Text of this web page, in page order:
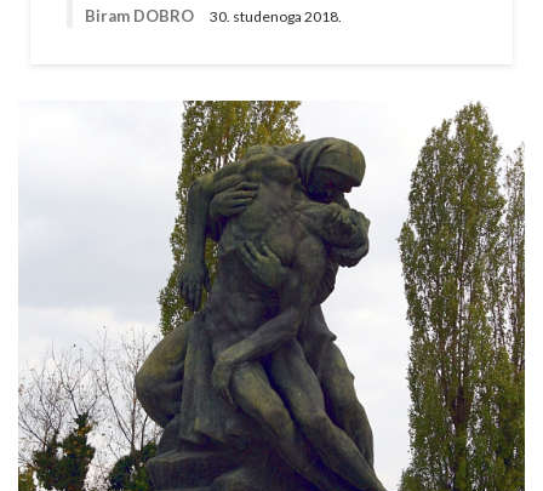
Biram DOBRO 30. studenoga 2018.